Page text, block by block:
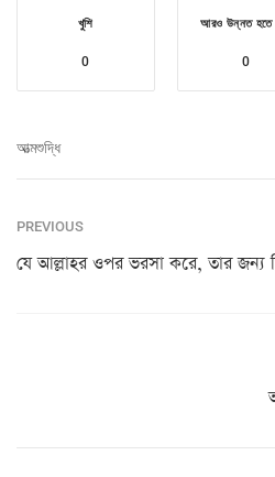
খুশি
0
আরও উন্নত হতে
0
আত্মশুদ্ধি
PREVIOUS
যে আল্লাহর ওপর ভরসা করে, তার জন্য